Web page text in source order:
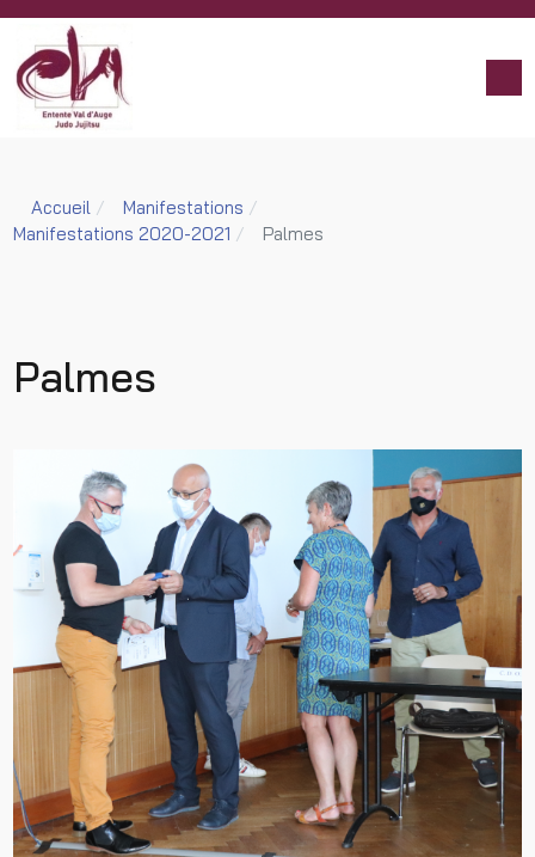
Accueil
Manifestations
Manifestations 2020-2021
Palmes
Palmes